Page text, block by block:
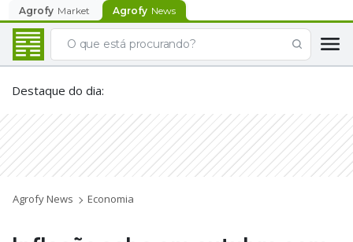
Agrofy Market Agrofy News
Destaque do dia:
Agrofy News Economia